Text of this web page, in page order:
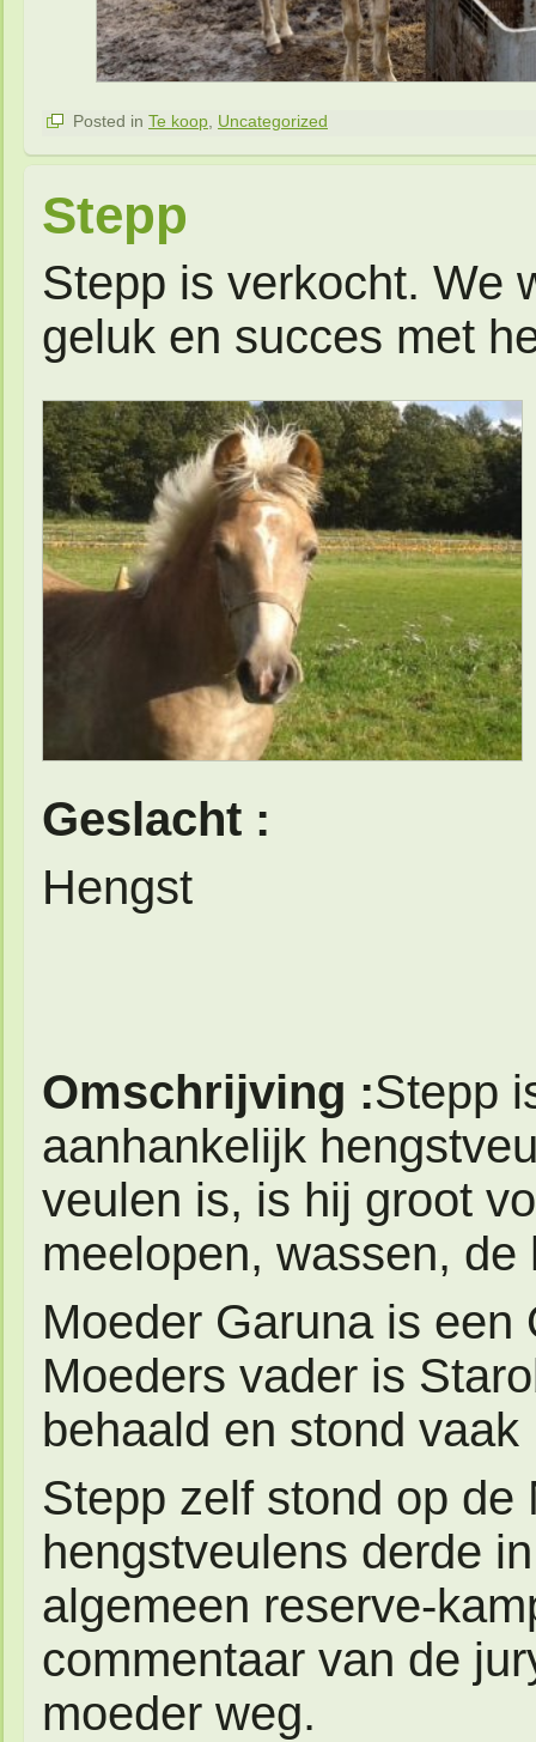
Posted in Te koop, Uncategorized
Stepp
Stepp is verkocht. We
geluk en succes met
Geslacht :
Hengst
Omschrijving :Stepp
aanhankelijk
veulen is, is hij groot
meelopen, wassen,
Moeder Garuna is
Moeders vader is
behaald en stond
Stepp zelf stond op
hengstveulens derde
algemeen reserve-
commentaar van de
moeder weg.